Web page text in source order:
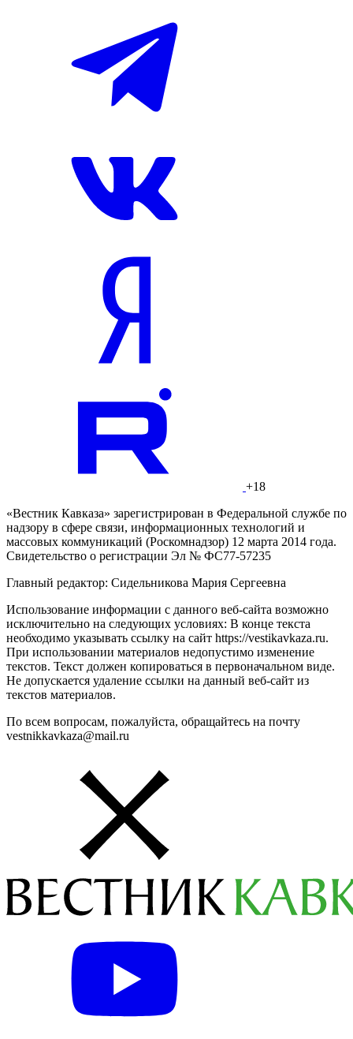
+18
«Вестник Кавказа» зарегистрирован в Федеральной службе по
надзору в сфере связи, информационных технологий и
массовых коммуникаций (Роскомнадзор) 12 марта 2014 года.
Свидетельство о регистрации Эл № ФС77-57235
Главный редактор: Сидельникова Мария Сергеевна
Использование информации с данного веб-сайта возможно
исключительно на следующих условиях: В конце текста
необходимо указывать ссылку на сайт https://vestikavkaza.ru.
При использовании материалов недопустимо изменение
текстов. Текст должен копироваться в первоначальном виде.
Не допускается удаление ссылки на данный веб-сайт из
текстов материалов.
По всем вопросам, пожалуйста, обращайтесь на почту
vestnikkavkaza@mail.ru